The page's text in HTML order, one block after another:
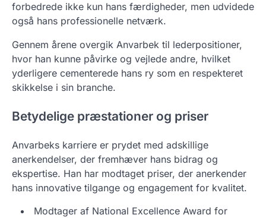
forbedrede ikke kun hans færdigheder, men udvidede
også hans professionelle netværk.
Gennem årene overgik Anvarbek til lederpositioner,
hvor han kunne påvirke og vejlede andre, hvilket
yderligere cementerede hans ry som en respekteret
skikkelse i sin branche.
Betydelige præstationer og priser
Anvarbeks karriere er prydet med adskillige
anerkendelser, der fremhæver hans bidrag og
ekspertise. Han har modtaget priser, der anerkender
hans innovative tilgange og engagement for kvalitet.
Modtager af National Excellence Award for